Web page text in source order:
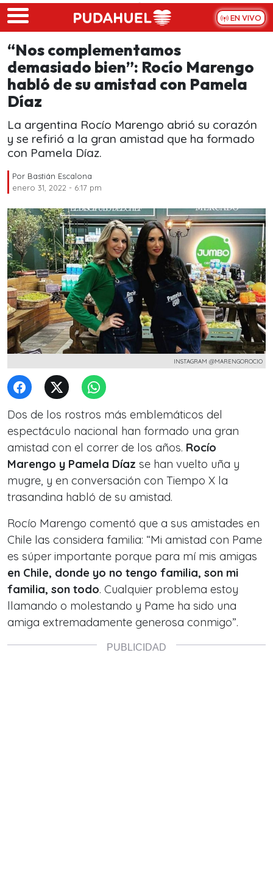
Skip to main content
EN VIVO
“Nos complementamos
demasiado bien”: Rocío Marengo
habló de su amistad con Pamela
Díaz
La argentina Rocío Marengo abrió su corazón
y se refirió a la gran amistad que ha formado
con Pamela Díaz.
Por Bastián Escalona
enero 31, 2022 - 6:17 pm
INSTAGRAM @MARENGOROCIO
Dos de los rostros más emblemáticos del
espectáculo nacional han formado una gran
amistad con el correr de los años. Rocío
Marengo y Pamela Díaz se han vuelto uña y
mugre, y en conversación con Tiempo X la
trasandina habló de su amistad.
Rocío Marengo comentó que a sus amistades en
Chile las considera familia: “Mi amistad con Pame
es súper importante porque para mí mis amigas
en Chile, donde yo no tengo familia, son mi
familia, son todo. Cualquier problema estoy
llamando o molestando y Pame ha sido una
amiga extremadamente generosa conmigo”.